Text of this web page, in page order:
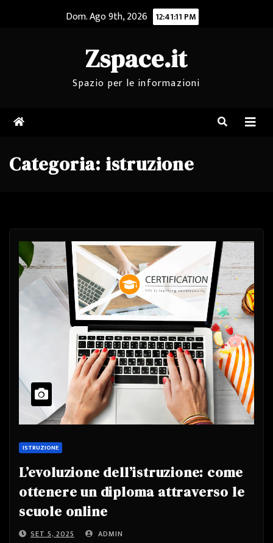
Dom. Ago 9th, 2026 12:41:11 PM
Zspace.it
Spazio per le informazioni
Categoria: istruzione
ISTRUZIONE
L’evoluzione dell’istruzione: come
ottenere un diploma attraverso le
scuole online
SET 5, 2025 ADMIN